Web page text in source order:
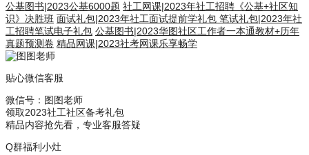
公基图书|2023公基6000题 社工网课|2023年社工招聘《公基+社区知
识》决胜班 面试礼包|2023年社工面试提前学礼包 笔试礼包|2023年社
工招聘笔试电子礼包 公基图书|2023华图社区工作者一本通教材+历年
真题预测卷 精品网课|2023社考网课乐享畅学
贴心微信客服
微信号： 图图老师
领取2023社工社区备考礼包
精品内容抢先看，专业客服答疑
Q群福利小灶